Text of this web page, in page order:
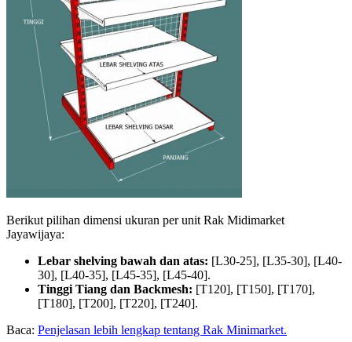
Berikut pilihan dimensi ukuran per unit Rak Midimarket
Jayawijaya:
Lebar shelving bawah dan atas: [L30-25], [L35-30], [L40-
30], [L40-35], [L45-35], [L45-40].
Tinggi Tiang dan Backmesh: [T120], [T150], [T170],
[T180], [T200], [T220], [T240].
Baca: Penjelasan lebih lengkap tentang Rak Minimarket.